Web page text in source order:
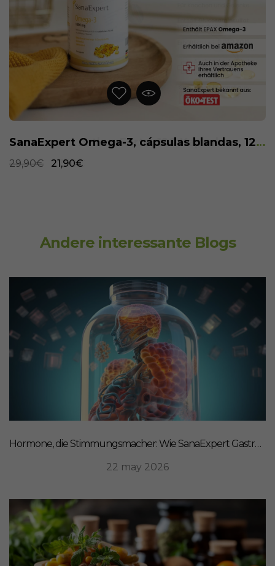
SanaExpert Omega-3, cápsulas blandas, 120 piezas
29,90€ 21,90€
Andere interessante Blogs
Hormone, die Stimmungsmacher: Wie SanaExpert Gastro Forte Ihre Darm-Hirn-Verbindung unterstützt
22 may 2026